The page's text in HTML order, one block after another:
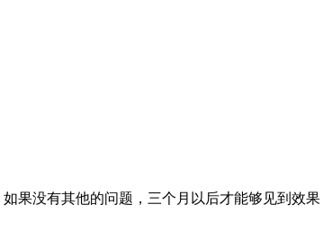
果没有其他的问题，三个月以后才能够见到效